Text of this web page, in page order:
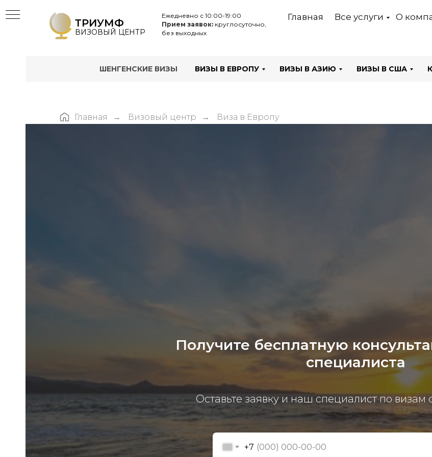
Главная Все услуги О
Ежедневно с 10:00-19:00
Прием заявок: круглосуточно,
без выходных
ТРИУМФ
ВИЗОВЫЙ ЦЕНТР
ШЕНГЕНСКИЕ ВИЗЫ ВИЗЫ В ЕВРОПУ ВИЗЫ В АЗИЮ ВИЗЫ В США
Главная → Визовый центр → Виза в Европу
Получите бесплатную
специалиста
Оставьте заявку и наш специалист по визам
+7